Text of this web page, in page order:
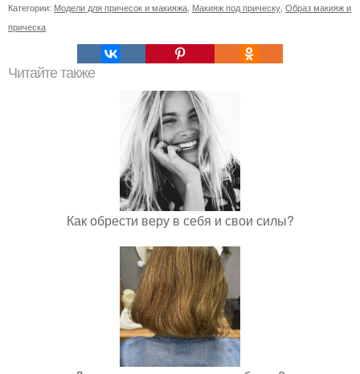
Категории: Модели для причесок и макияжа Макияж под прическу Образ макияж и
прическа
Читайте также
Как обрести веру в себя и свои силы?